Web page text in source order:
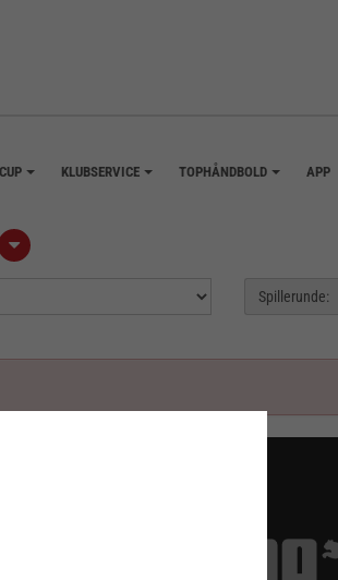
KLUBSERVICE TOPHÅNDBOLD APP
Spillerunde: